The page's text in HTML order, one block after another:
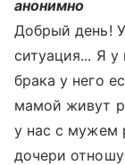
анонимно
Добрый день!
ситуация... Я
брака у него
мамой живут
у нас с мужем
дочери